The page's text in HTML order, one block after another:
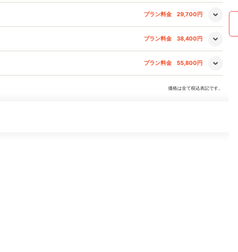
プラン料金 29,700円
プラン料金 38,400円
プラン料金 55,800円
価格は全て税込表記です。